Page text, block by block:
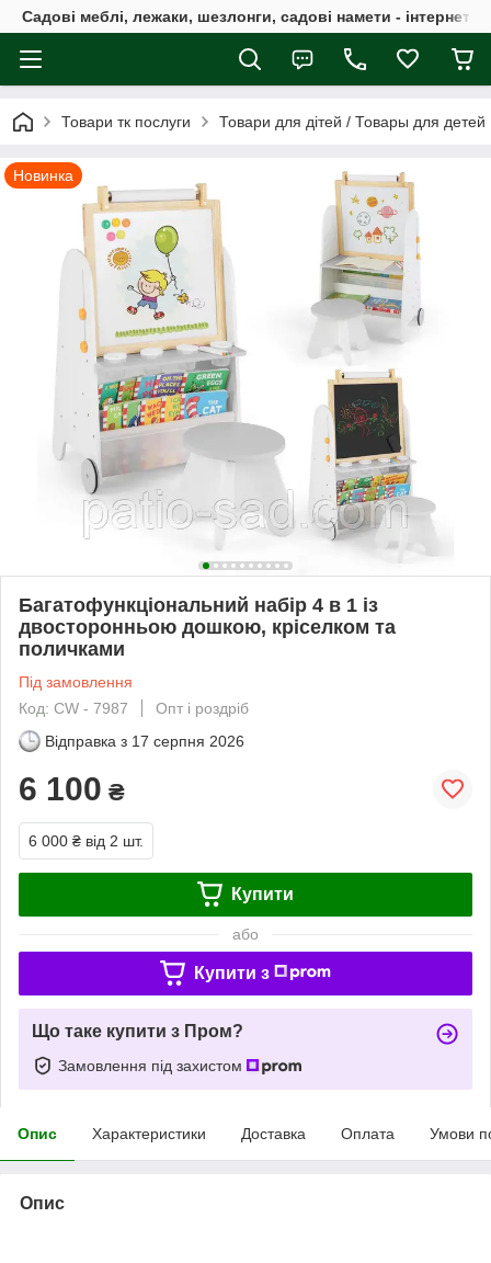
Садові меблі, лежаки, шезлонги, садові намети - інтернет-
Товари тк послуги Товари для дітей / Товары для детей
Новинка
Багатофункціональний набір 4 в 1 із
двосторонньою дошкою, кріселком та
поличками
Під замовлення
Код: CW - 7987
Опт і роздріб
Відправка з 17 серпня 2026
6 100 ₴
6 000 ₴ від 2 шт.
Купити
або
Купити з
Що таке купити з Пром?
Замовлення під захистом
Опис Характеристики Доставка Оплата Умови
Опис